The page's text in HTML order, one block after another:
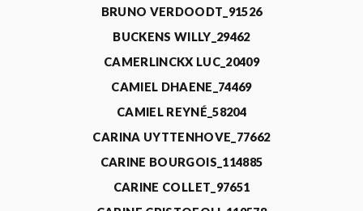
BRUNO VERDOODT_91526
BUCKENS WILLY_29462
CAMERLINCKX LUC_20409
CAMIEL DHAENE_74469
CAMIEL REYNÉ_58204
CARINA UYTTENHOVE_77662
CARINE BOURGOIS_114885
CARINE COLLET_97651